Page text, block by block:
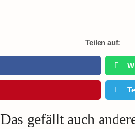
Teilen auf:
Das gefällt auch